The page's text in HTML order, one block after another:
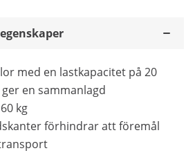
med en lastkapacitet på 20
en sammanlagd
kg
förhindrar att föremål